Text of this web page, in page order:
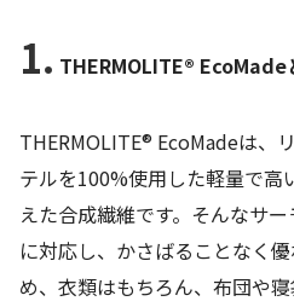
1. THERMOLITE® EcoMade
THERMOLITE® EcoMadeは、
テルを100%使用した軽量で高
えた合成繊維です。そんなサ
に対応し、かさばることなく
め、衣類はもちろん、布団や